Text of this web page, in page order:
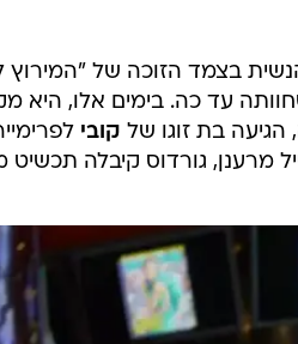
בצמד הזוכה של "המירוץ
עד כה. בימים אלו, היא
הגיעה בת זוגו של קובי
מרענן, גורדוס קיבלה